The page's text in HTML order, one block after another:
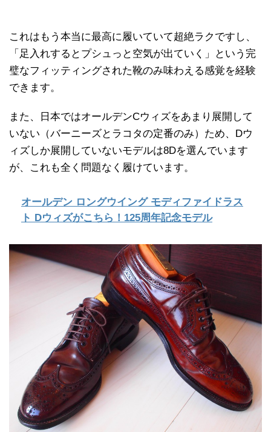
これはもう本当に最高に履いていて超絶ラクですし、
「足入れするとプシュっと空気が出ていく」という完
璧なフィッティングされた靴のみ味わえる感覚を経験
できます。
また、日本ではオールデンCウィズをあまり展開して
いない（バーニーズとラコタの定番のみ）ため、Dウ
ィズしか展開していないモデルは8Dを選んでいます
が、これも全く問題なく履けています。
オールデン ロングウイング モディファイドラス
ト Dウィズがこちら！125周年記念モデル